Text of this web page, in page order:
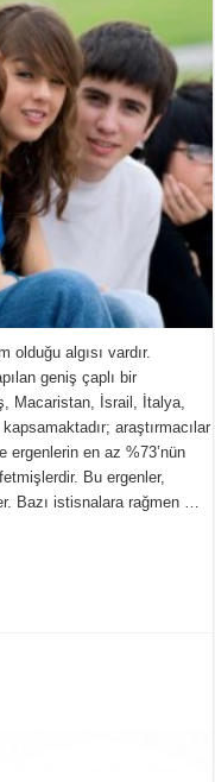
olduğu algısı vardır.
geniş çaplı bir
Macaristan, İsrail, İtalya,
araştırmacılar
ergenlerin en az %73’nün
Bu ergenler,
Bazı istisnalara rağmen …